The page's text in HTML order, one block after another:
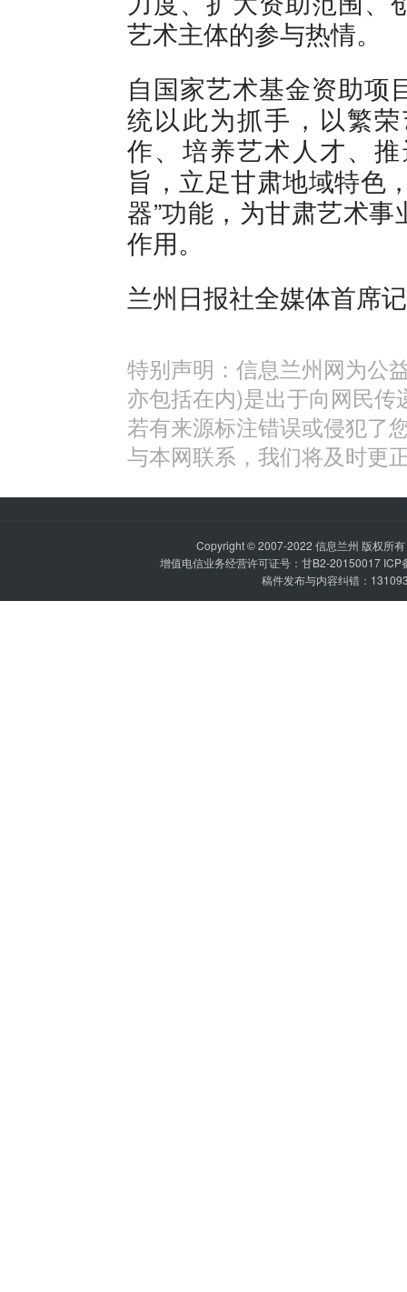
艺术主体的参与热情。
自国家艺术基金资助项
统以此为抓手，以繁
作、培养艺术人才、
旨，立足甘肃地域特色
器”功能，为甘肃艺术
作用。
兰州日报社全媒体首席
特别声明：信息兰州网为公
亦包括在内)是出于向网民
若有来源标注错误或侵犯了
与本网联系，我们将及时更
Copyright © 2007-2022 信息兰州 版权所
增值电信业务经营许可证号：甘B2-20150017 ICP
稿件发布与内容纠错：